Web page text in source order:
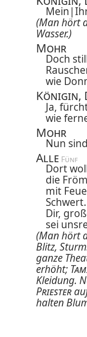
Mein|
(Man hört
Wasser.)
Mohr
Doch
wie
Königin,
Ja,
wie
Mohr
Nun
Alle Fünf
Dort
die
mit
Schwert.
Dir,
sei
(Man hört
Blitz,
ganze
erhöht;
Kleidung.
Priester
halten